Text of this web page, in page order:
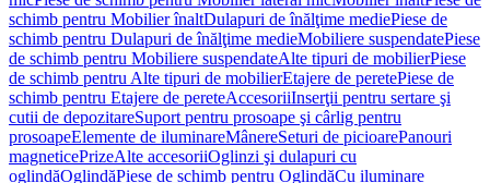
schimb pentru Mobilier înaltDulapuri de înălţime mediePiese de
schimb pentru Dulapuri de înălţime medieMobiliere suspendatePiese
de schimb pentru Mobiliere suspendateAlte tipuri de mobilierPiese
de schimb pentru Alte tipuri de mobilierEtajere de peretePiese de
schimb pentru Etajere de pereteAccesoriiInserţii pentru sertare şi
cutii de depozitareSuport pentru prosoape şi cârlig pentru
prosoapeElemente de iluminareMânereSeturi de picioarePanouri
magneticePrizeAlte accesoriiOglinzi şi dulapuri cu
oglindăOglindăPiese de schimb pentru OglindăCu iluminare